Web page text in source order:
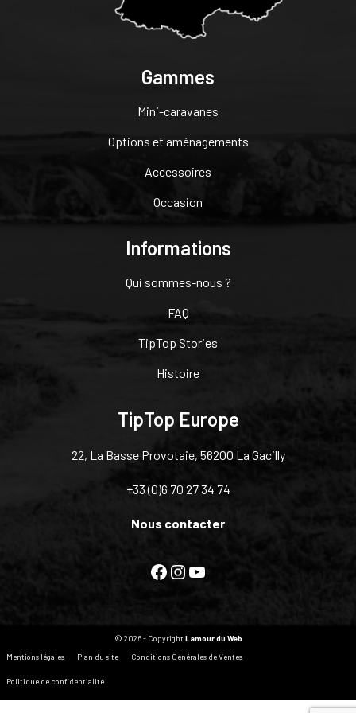
Gammes
Mini-caravanes
Options et aménagements
Accessoires
Occasion
Informations
Qui sommes-nous ?
FAQ
TipTop Stories
Histoire
TipTop Europe
22, La Basse Provotaie, 56200 La Gacilly
+33 (0)6 70 27 34 74
Nous contacter
Facebook
Instagram
YouTube
© 2026 - Copyright Lamour du Web
Mentions légales
Plan du site Conditions Générales de Ventes
Politique de confidentialité